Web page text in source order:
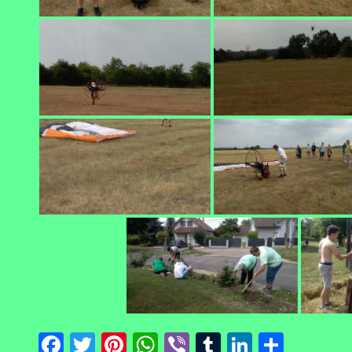
Facebook
Twitter
Pinterest
WhatsApp
ViberTumblr